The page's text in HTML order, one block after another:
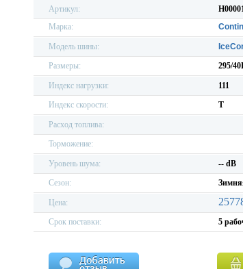
Артикул:
Марка:
Модель шины:
Размеры:
295/
Индекс нагрузки:
111
Индекс скорости:
T
Расход топлива:
Торможение:
Уровень шума:
-- dB
Сезон:
Цена:
Срок поставки: 5